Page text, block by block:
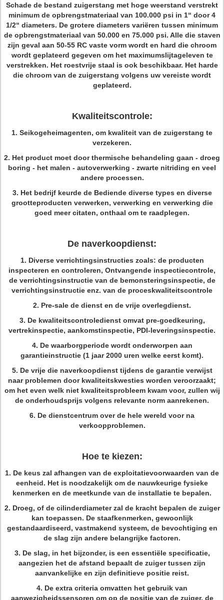
Schade de bestand zuigerstang met hoge weerstand verstrekt
minimum de opbrengstmateriaal van 100.000 psi in 1“ door 4
1/2“ diameters. De grotere diameters variëren tussen minimum
de opbrengstmateriaal van 50.000 en 75.000 psi. Alle die staven
zijn geval aan 50-55 RC vaste vorm wordt en hard die chroom
wordt geplateerd gegeven om het maximumslijtageleven te
verstrekken. Het roestvrije staal is ook beschikbaar. Het harde
die chroom van de zuigerstang volgens uw vereiste wordt
geplateerd.
Kwaliteitscontrole:
1. Seikogeheimagenten, om kwaliteit van de zuigerstang te
verzekeren.
2. Het product moet door thermische behandeling gaan - droeg
boring - het malen - autoverwerking - zwarte nitriding en veel
andere processen.
3. Het bedrijf keurde de Bediende diverse types en diverse
grootteproducten verwerken, verwerking en verwerking die
goed meer citaten, onthaal om te raadplegen.
De naverkoopdienst:
1. Diverse verrichtingsinstructies zoals: de producten
inspecteren en controleren, Ontvangende inspectiecontrole,
de verrichtingsinstructie van de bemonsteringsinspectie, de
verrichtingsinstructie enz. van de proceskwaliteitscontrole
2. Pre-sale de dienst en de vrije overlegdienst.
3. De kwaliteitscontroledienst omvat pre-goedkeuring,
vertrekinspectie, aankomstinspectie, PDI-leveringsinspectie.
4. De waarborgperiode wordt onderworpen aan
garantieinstructie (1 jaar 2000 uren welke eerst komt).
5. De vrije die naverkoopdienst tijdens de garantie verwijst
naar problemen door kwaliteitskwesties worden veroorzaakt;
om het even welk niet kwaliteitsprobleem kwam voor, zullen wij
de onderhoudsprijs volgens relevante norm aanrekenen.
6. De dienstcentrum over de hele wereld voor na
verkoopproblemen.
Hoe te kiezen:
1. De keus zal afhangen van de exploitatievoorwaarden van de
eenheid. Het is noodzakelijk om de nauwkeurige fysieke
kenmerken en de meetkunde van de installatie te bepalen.
2. Droeg, of de cilinderdiameter zal de kracht bepalen de zuiger
kan toepassen. De staafkenmerken, gewoonlijk
gestandaardiseerd, vastmakend systeem, de bevochtiging en
de slag zijn andere belangrijke factoren.
3. De slag, in het bijzonder, is een essentiële specificatie,
aangezien het de afstand bepaalt de zuiger tussen zijn
aanvankelijke en zijn definitieve positie reist.
4. De extra criteria omvatten het gebruik van
aanwezigheidssensoren om op de positie van de zuiger, de